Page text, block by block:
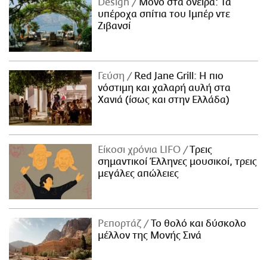
Design
Μόνο στα όνειρα: Τα
υπέροχα σπίτια του Ιμπέρ ντε
Ζιβανσί
Γεύση
Red Jane Grill: Η πιο
νόστιμη και χαλαρή αυλή στα
Χανιά (ίσως και στην Ελλάδα)
Είκοσι χρόνια LIFO
Tρεις
σημαντικοί Έλληνες μουσικοί, τρεις
μεγάλες απώλειες
Ρεπορτάζ
Το θολό και δύσκολο
μέλλον της Μονής Σινά